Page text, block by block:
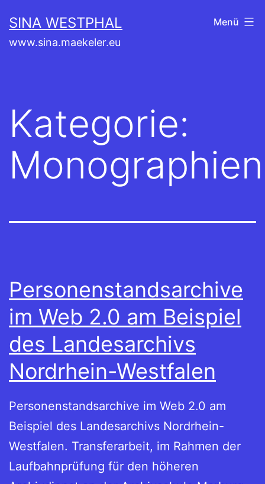
Inhalt
springen
SINA WESTPHAL
www.sina.maekeler.eu
Menü
Kategorie:
Monographien
Personenstandsarchive
im Web 2.0 am Beispiel
des Landesarchivs
Nordrhein-Westfalen
Personenstandsarchive im Web 2.0 am
Beispiel des Landesarchivs Nordrhein-
Westfalen. Transferarbeit, im Rahmen der
Laufbahnprüfung für den höheren